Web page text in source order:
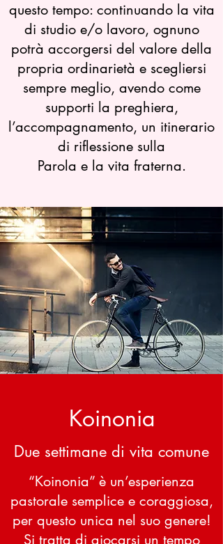
questo tempo: continuando la vita
di studio e/o lavoro, ognuno
potrà accorgersi del valore della
propria ordinarietà e scegliersi
sempre meglio, avendo come
supporti la preghiera,
l’accompagnamento, un itinerario
di riflessione sulla
Parola e la vita fraterna.
Koinonia
Due settimane di vita comune
“Koinonia” è un’esperienza
pastorale semplice e coraggiosa,
per questo unica nel suo genere!
Si tratta di giocarsi un tempo